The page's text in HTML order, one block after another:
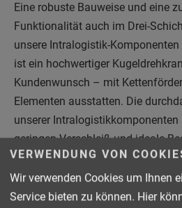
Eine robuste Bauweise und eine
Funktionalität auch im Drei-
unsere Intralogistik-
ist ein hochwertiger
Kundenwunsch – mit
Elementen ausstatten. Die
unserer Intralogistikkomponenten
geringen Verschleiß und ideale
Wartungs- und
Auch die Drehtische von BINDER
VERWENDUNG VON
Wir verwenden Cookies um Ihnen
Service bieten zu können. Hier